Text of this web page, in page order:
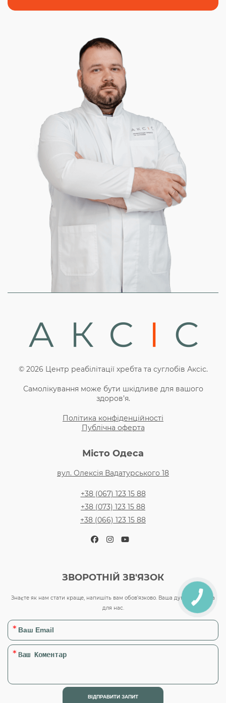
© 2026 Центр реабілітації хребта та суглобів Аксіс.
Самолікування може бути шкідливе для вашого
здоров’я.
Політика конфіденційності
Публічна оферта
Місто Одеса
вул. Олексія Вадатурського 18
+38 (067) 123 15 88
+38 (073) 123 15 88
+38 (066) 123 15 88
Facebook
Instagram
YouTube
ЗВОРОТНІЙ ЗВ'ЯЗОК
Знаєте як нам стати краще, напишіть вам обов’язково. Ваша думка важлива
для нас.